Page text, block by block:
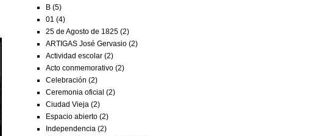
B (5)
01 (4)
25 de Agosto de 1825 (2)
ARTIGAS José Gervasio (2)
Actividad escolar (2)
Acto conmemorativo (2)
Celebración (2)
Ceremonia oficial (2)
Ciudad Vieja (2)
Espacio abierto (2)
Independencia (2)